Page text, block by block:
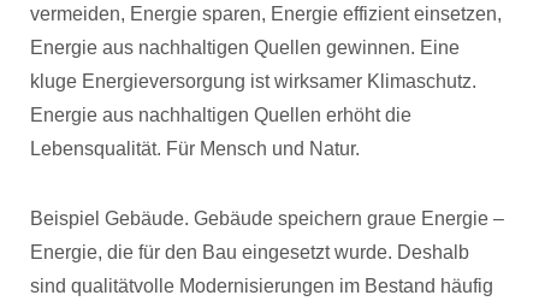
vermeiden, Energie sparen, Energie effizient einsetzen,
Energie aus nachhaltigen Quellen gewinnen. Eine
kluge Energieversorgung ist wirksamer Klimaschutz.
Energie aus nachhaltigen Quellen erhöht die
Lebensqualität. Für Mensch und Natur.
Beispiel Gebäude. Gebäude speichern graue Energie –
Energie, die für den Bau eingesetzt wurde. Deshalb
sind qualitätvolle Modernisierungen im Bestand häufig